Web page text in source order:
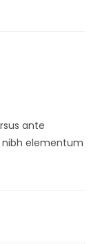
ante
nibh elementum